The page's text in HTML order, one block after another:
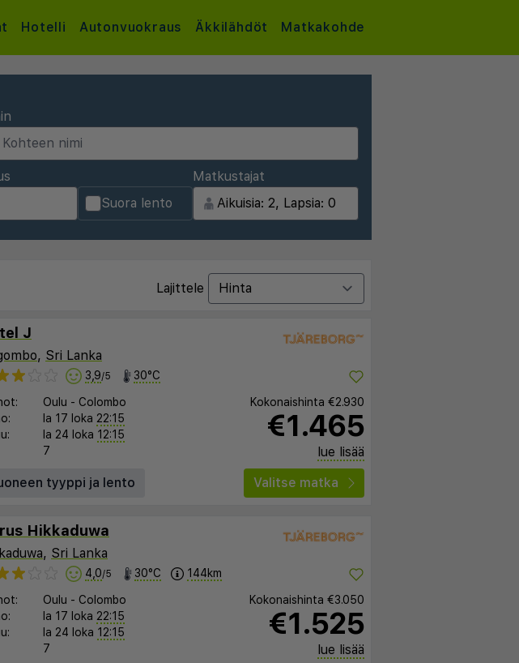
Hotelli Autonvuokraus Äkkilähdöt Matkakohde
Suora lento
Matkustajat
Lajittele
J
, Sri Lanka
3,9/5 30°C
Oulu - Colombo
la 17 loka 22:15
la 24 loka 12:15
7
Kokonaishinta €2.930
€1.465
lue lisää
tyyppi ja lento
Valitse matka
Hikkaduwa
, Sri Lanka
4,0/5 30°C 144km
Oulu - Colombo
la 17 loka 22:15
la 24 loka 12:15
7
Kokonaishinta €3.050
€1.525
lue lisää